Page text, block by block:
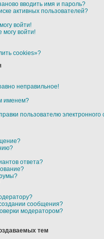
вводить имя и пароль?
активных пользователей?
войти!
могу войти!
cookies»?
неправильное!
именем?
пользователю
ответа?
сообщения?
модератором?
тем